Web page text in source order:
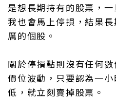
是想長期持有的股票，
我也會馬上停損，結果
厲的個股。
關於停損點則沒有任何
價位波動，只要認為一
低，就立刻賣掉股票。